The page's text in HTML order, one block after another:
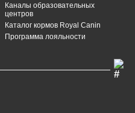
Каналы образовательных
центров
Каталог кормов Royal Canin
Программа лояльности